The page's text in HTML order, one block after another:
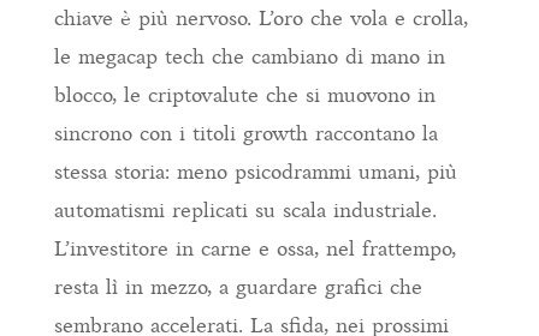
chiave è più nervoso. L’oro che vola e crolla,
le megacap tech che cambiano di mano in
blocco, le criptovalute che si muovono in
sincrono con i titoli growth raccontano la
stessa storia: meno psicodrammi umani, più
automatismi replicati su scala industriale.
L’investitore in carne e ossa, nel frattempo,
resta lì in mezzo, a guardare grafici che
sembrano accelerati. La sfida, nei prossimi